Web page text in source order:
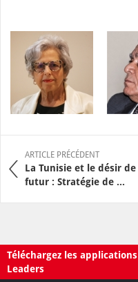
ARTICLE PRÉCÉDENT
La Tunisie et le désir de
futur : Stratégie de ...
Téléchargez les applications
Leaders